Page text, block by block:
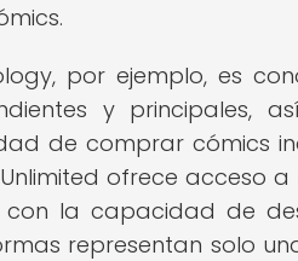
por ejemplo, es
y principales,
de comprar cómics
ofrece acceso
con la capacidad de
representan solo